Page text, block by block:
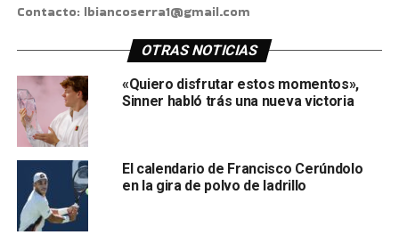
Contacto: lbiancoserra1@gmail.com
OTRAS NOTICIAS
«Quiero disfrutar estos momentos»,
Sinner habló trás una nueva victoria
El calendario de Francisco Cerúndolo
en la gira de polvo de ladrillo